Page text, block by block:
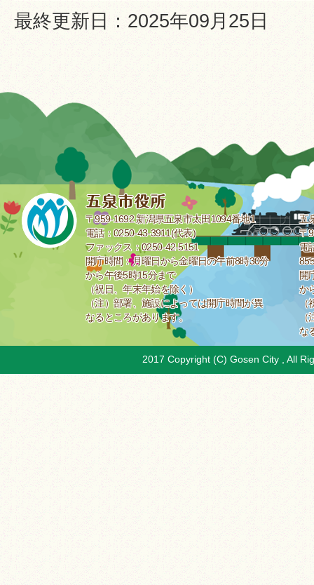
最終更新日：2025年09月25日
〒959-1692 新潟県五泉市太田1094番地1
電話：0250-43-3911(代表)
ファックス：0250-42-5151
開庁時間：月曜日から金曜日の午前8時30分
から午後5時15分まで
（祝日、年末年始を除く）
（注）部署、施設によっては開庁時間が異
なるところがあります。
五
〒
電
開
か
な
2017 Copyright (C) Gosen City , All